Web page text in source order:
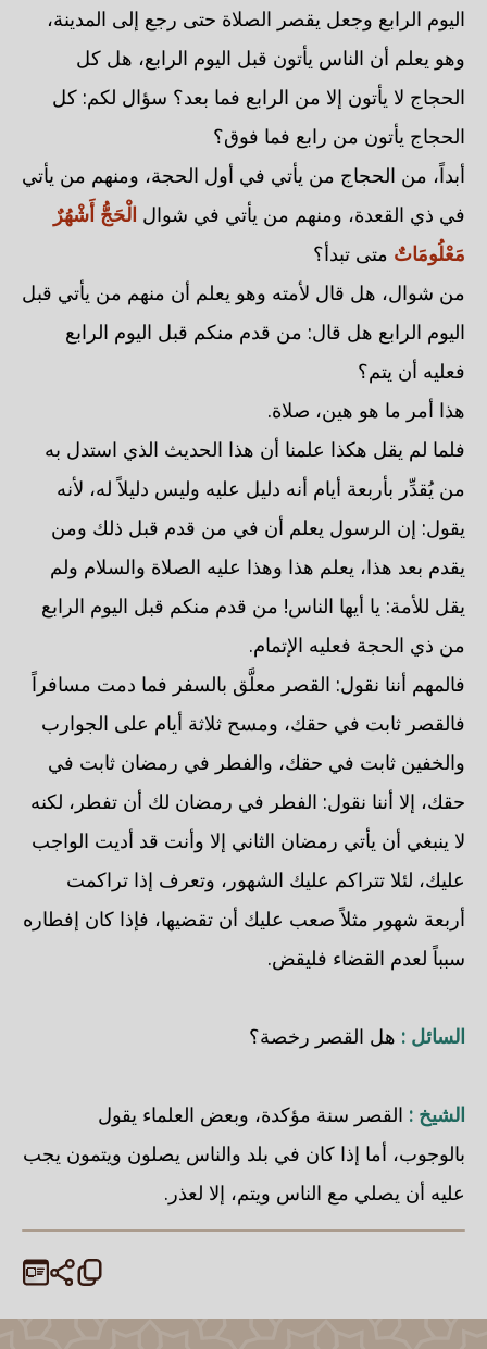
اليوم الرابع وجعل يقصر الصلاة حتى رجع إلى المدينة،
وهو يعلم أن الناس يأتون قبل اليوم الرابع، هل كل
الحجاج لا يأتون إلا من الرابع فما بعد؟ سؤال لكم: كل
الحجاج يأتون من رابع فما فوق؟
أبداً، من الحجاج من يأتي في أول الحجة، ومنهم من يأتي
في ذي القعدة، ومنهم من يأتي في شوال الْحَجُّ أَشْهُرٌ
مَعْلُومَاتٌ متى تبدأ؟
من شوال، هل قال لأمته وهو يعلم أن منهم من يأتي قبل
اليوم الرابع هل قال: من قدم منكم قبل اليوم الرابع
فعليه أن يتم؟
هذا أمر ما هو هين، صلاة.
فلما لم يقل هكذا علمنا أن هذا الحديث الذي استدل به
من يُقدِّر بأربعة أيام أنه دليل عليه وليس دليلاً له، لأنه
يقول: إن الرسول يعلم أن في من قدم قبل ذلك ومن
يقدم بعد هذا، يعلم هذا وهذا عليه الصلاة والسلام ولم
يقل للأمة: يا أيها الناس! من قدم منكم قبل اليوم الرابع
من ذي الحجة فعليه الإتمام.
فالمهم أننا نقول: القصر معلَّق بالسفر فما دمت مسافراً
فالقصر ثابت في حقك، ومسح ثلاثة أيام على الجوارب
والخفين ثابت في حقك، والفطر في رمضان ثابت في
حقك، إلا أننا نقول: الفطر في رمضان لك أن تفطر، لكنه
لا ينبغي أن يأتي رمضان الثاني إلا وأنت قد أديت الواجب
عليك، لئلا تتراكم عليك الشهور، وتعرف إذا تراكمت
أربعة شهور مثلاً صعب عليك أن تقضيها، فإذا كان إفطاره
سبباً لعدم القضاء فليقض.
السائل : هل القصر رخصة؟
الشيخ : القصر سنة مؤكدة، وبعض العلماء يقول
بالوجوب، أما إذا كان في بلد والناس يصلون ويتمون يجب
عليه أن يصلي مع الناس ويتم، إلا لعذر.